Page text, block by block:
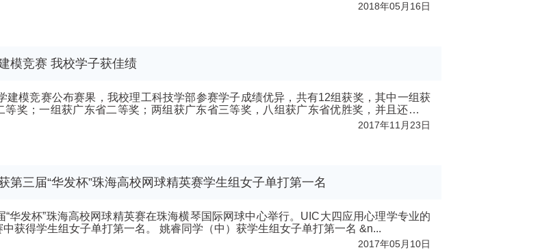
2018年05月16日
模竞赛 我校学子获佳绩
建模竞赛公布赛果，我校理工科技学部参赛学子成绩优异，共有12组获奖，其中一组获
等奖；一组获广东省二等奖；两组获广东省三等奖，八组获广东省优胜奖，并且还获得
2017年11月23日
第三届“华发杯”珠海高校网球精英赛学生组女子单打第一名
“华发杯”珠海高校网球精英赛在珠海横琴国际网球中心举行。UIC大四应用心理学专业的
姚睿同学，在此次比赛中获得学生组女子单打第一名。 姚睿同学（中）获学生组女子单打第一名 &n...
2017年05月10日